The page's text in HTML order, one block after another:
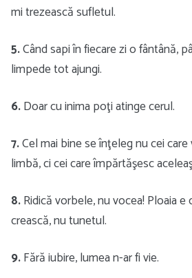
mi trezească sufletul.
5.Când sapi în fiecare zi o fântână,
limpede tot ajungi.
6.Doar cu inima poţi atinge cerul.
7.Cel mai bine se înţeleg nu cei
limbă, ci cei care împărtăşesc
8.Ridică vorbele, nu vocea! Ploaia
crească, nu tunetul.
9.Fără iubire, lumea n-ar fi vie.